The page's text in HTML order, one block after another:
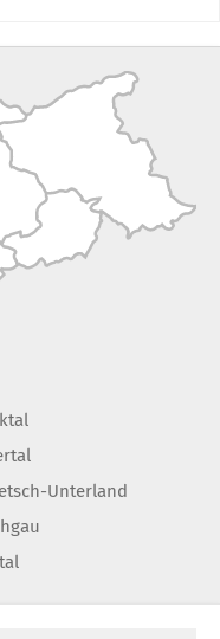
Unterland